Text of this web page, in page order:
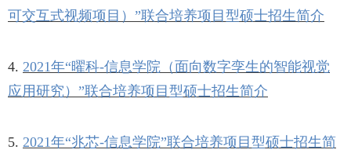
可交互式视频项目）”联合培养项目型硕士招生简介
4. 2021年“曜科-信息学院（面向数字孪生的智能视觉
应用研究）”联合培养项目型硕士招生简介
5. 2021年“兆芯-信息学院”联合培养项目型硕士招生简